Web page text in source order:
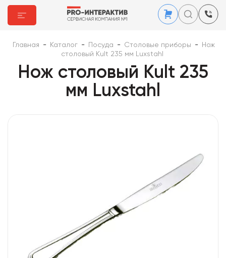
Главная - Каталог - Посуда - Столовые приборы -
Нож
столовый Kult 235 мм Luxstahl
Нож столовый Kult 235
мм Luxstahl